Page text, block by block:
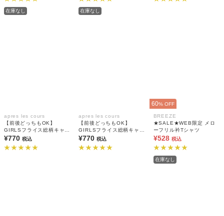
在庫なし 在庫なし
apres les cours
【前後どっちもOK】
GIRLSフライス総柄キャミ
ソール(綿100%)
¥770 税込
apres les cours
【前後どっちもOK】
GIRLSフライス総柄キャミ
ソール(綿100%)
¥770税込
60% OFF
BREEZE
★SALE★WEB限定 メロ
ーフリル衿Tシャツ
¥528 税込
在庫なし